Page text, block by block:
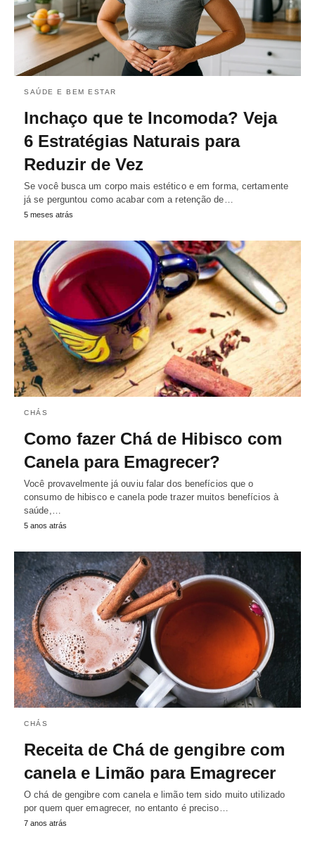
SAÚDE E BEM ESTAR
Inchaço que te Incomoda? Veja
6 Estratégias Naturais para
Reduzir de Vez
Se você busca um corpo mais estético e em forma, certamente
já se perguntou como acabar com a retenção de…
5 meses atrás
CHÁS
Como fazer Chá de Hibisco com
Canela para Emagrecer?
Você provavelmente já ouviu falar dos benefícios que o
consumo de hibisco e canela pode trazer muitos benefícios à
saúde,…
5 anos atrás
CHÁS
Receita de Chá de gengibre com
canela e Limão para Emagrecer
O chá de gengibre com canela e limão tem sido muito utilizado
por quem quer emagrecer, no entanto é preciso…
7 anos atrás